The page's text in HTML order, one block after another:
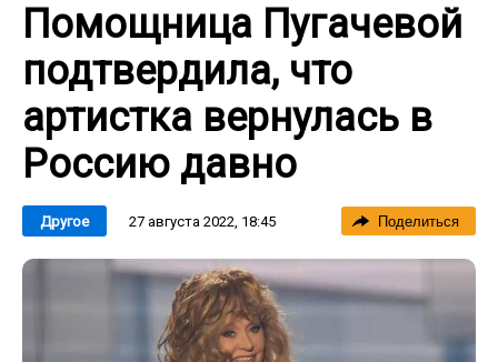
Помощница Пугачевой
подтвердила, что
артистка вернулась в
Россию давно
Другое 27 августа 2022, 18:45 Поделиться